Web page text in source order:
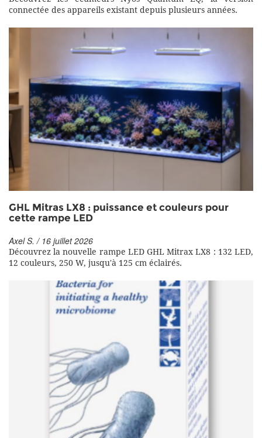
connectée des appareils existant depuis plusieurs années.
GHL Mitras LX8 : puissance et couleurs pour
cette rampe LED
Axel S. / 16 juillet 2026
Découvrez la nouvelle rampe LED GHL Mitrax LX8 : 132 LED,
12 couleurs, 250 W, jusqu'à 125 cm éclairés.